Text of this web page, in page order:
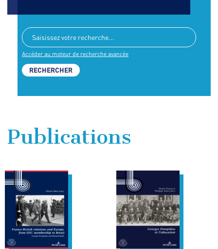
Accéder au moteur de recherche avancée
Publications